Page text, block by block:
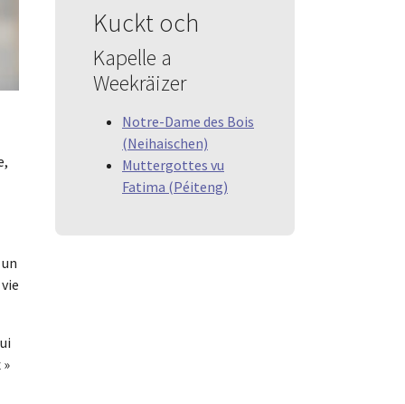
Kuckt och
Kapelle a
Weekräizer
Notre-Dame des Bois
(Neihaischen)
Muttergottes vu
Fatima (Péiteng)